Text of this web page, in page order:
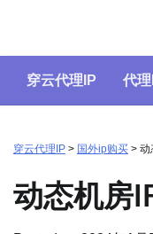
content
穿云代理IP 代
穿云代理IP > 国外ip购买 > 动
动态机房